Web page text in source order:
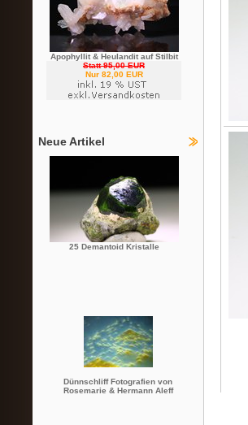
Apophyllit & Heulandit auf Stilbit
Statt 95,00 EUR
Nur 82,00 EUR
Neue Artikel
25 Demantoid Kristalle
Dünnschliff Fotografien von
Rosemarie & Hermann Aleff